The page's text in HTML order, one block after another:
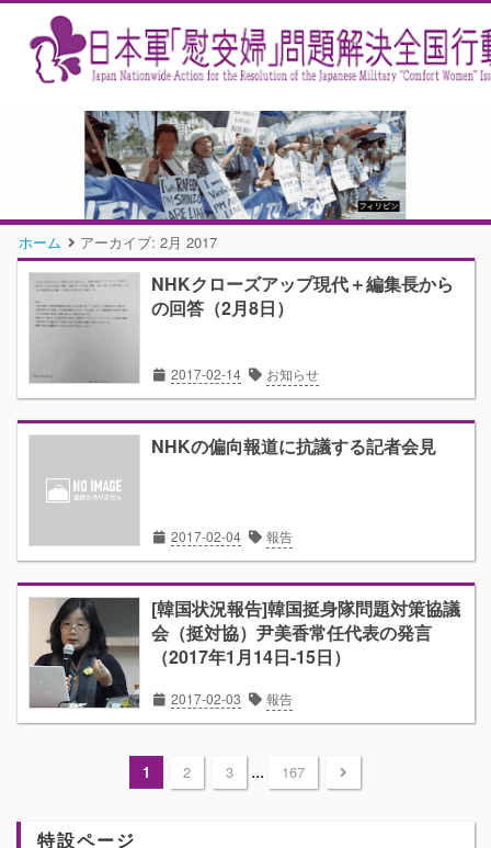
ホーム アーカイブ: 2月 2017
NHKクローズアップ現代＋編集長から
の回答（2月8日）
2017-02-14 お知らせ
NHKの偏向報道に抗議する記者会見
2017-02-04 報告
[韓国状況報告]韓国挺身隊問題対策協議
会（挺対協）尹美香常任代表の発言
（2017年1月14日-15日）
2017-02-03 報告
1 2 3 ... 167
特設ページ